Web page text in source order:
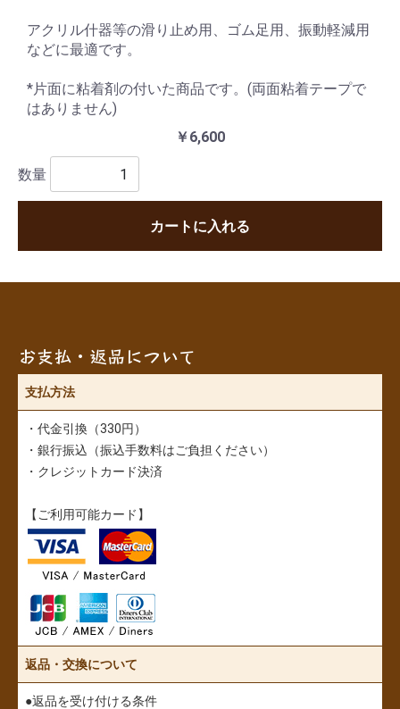
アクリル什器等の滑り止め用、ゴム足用、振動軽減用
などに最適です。
*片面に粘着剤の付いた商品です。(両面粘着テープで
はありません)
￥6,600
数量
カートに入れる
お支払・返品について
支払方法
・代金引換（330円）
・銀行振込（振込手数料はご負担ください）
・クレジットカード決済
【ご利用可能カード】
返品・交換について
●返品を受け付ける条件